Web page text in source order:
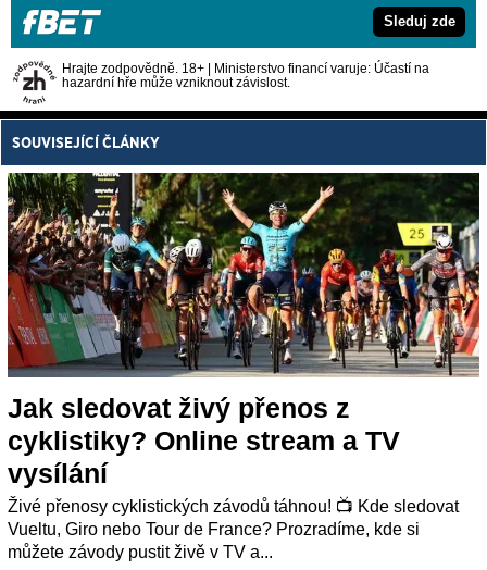
Sleduj zde
Hrajte zodpovědně. 18+ | Ministerstvo financí varuje: Účastí na
hazardní hře může vzniknout závislost.
SOUVISEJÍCÍ ČLÁNKY
Jak sledovat živý přenos z
cyklistiky? Online stream a TV
vysílání
Živé přenosy cyklistických závodů táhnou! 📺 Kde sledovat
Vueltu, Giro nebo Tour de France? Prozradíme, kde si
můžete závody pustit živě v TV a...